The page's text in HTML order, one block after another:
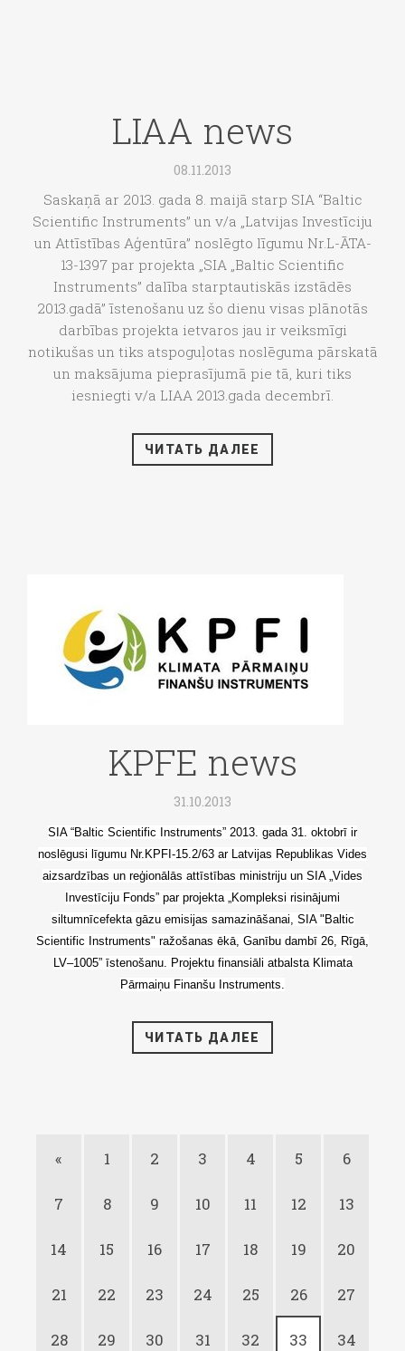
LIAA news
08.11.2013
Saskaņā ar 2013. gada 8. maijā starp SIA “Baltic
Scientific Instruments” un v/a „Latvijas Investīciju
un Attīstības Aģentūra” noslēgto līgumu Nr.L-ĀTA-
13-1397 par projekta „SIA „Baltic Scientific
Instruments” dalība starptautiskās izstādēs
2013.gadā” īstenošanu uz šo dienu visas plānotās
darbības projekta ietvaros jau ir veiksmīgi
notikušas un tiks atspoguļotas noslēguma pārskatā
un maksājuma pieprasījumā pie tā, kuri tiks
iesniegti v/a LIAA 2013.gada decembrī.
ЧИТАТЬ ДАЛЕЕ
KPFE news
31.10.2013
SIA “Baltic Scientific Instruments” 2013. gada 31. oktobrī ir
noslēgusi līgumu Nr.KPFI-15.2/63 ar Latvijas Republikas Vides
aizsardzības un reģionālās attīstības ministriju un SIA „Vides
Investīciju Fonds” par projekta „Kompleksi risinājumi
siltumnīcefekta gāzu emisijas samazināšanai, SIA "Baltic
Scientific Instruments" ražošanas ēkā, Ganību dambī 26, Rīgā,
LV–1005” īstenošanu. Projektu finansiāli atbalsta Klimata
Pārmaiņu Finanšu Instruments.
ЧИТАТЬ ДАЛЕЕ
« 1 2 3 4 5 6
7 8 9 10 11 12 13
14 15 16 17 18 19 20
21 22 23 24 25 26 27
28 29 30 31 32 33 34